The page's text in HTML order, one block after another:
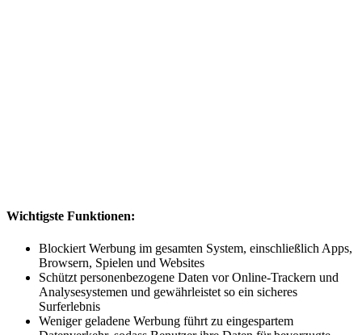
Wichtigste Funktionen:
Blockiert Werbung im gesamten System, einschließlich Apps,
Browsern, Spielen und Websites
Schützt personenbezogene Daten vor Online-Trackern und
Analysesystemen und gewährleistet so ein sicheres
Surferlebnis
Weniger geladene Werbung führt zu eingespartem